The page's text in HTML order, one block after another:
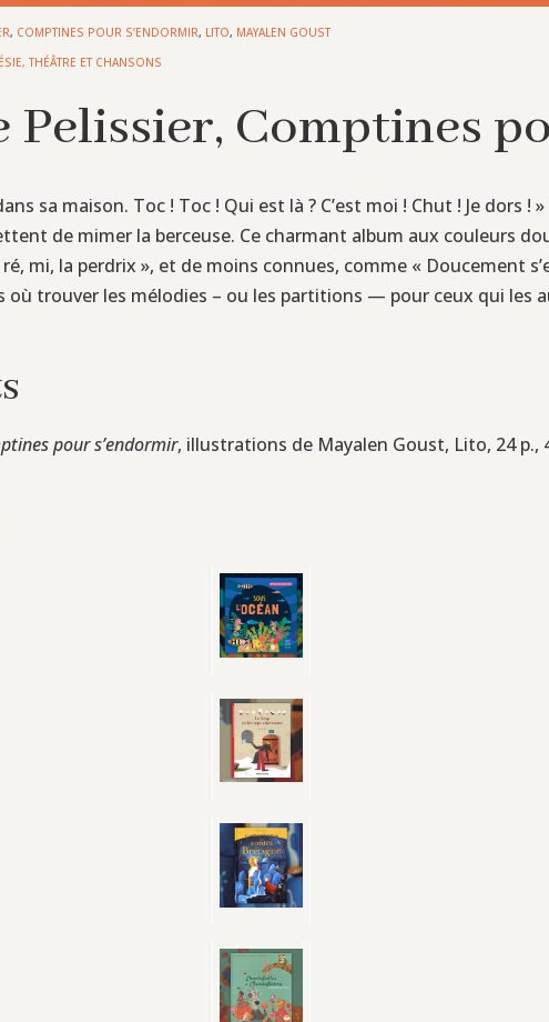
, COMPTINES POUR S’ENDORMIR, LITO, MAYALEN GOUST
THÉÂTRE ET CHANSONS
Pelissier, Comptines
sa maison. Toc ! Toc ! Qui est là ? C’est moi ! Chut ! Je dors
de mimer la berceuse. Ce charmant album aux couleurs
mi, la perdrix », et de moins connues, comme « Doucement
où trouver les mélodies – ou les partitions — pour ceux qui les
pour s’endormir, illustrations de Mayalen Goust, Lito, 24